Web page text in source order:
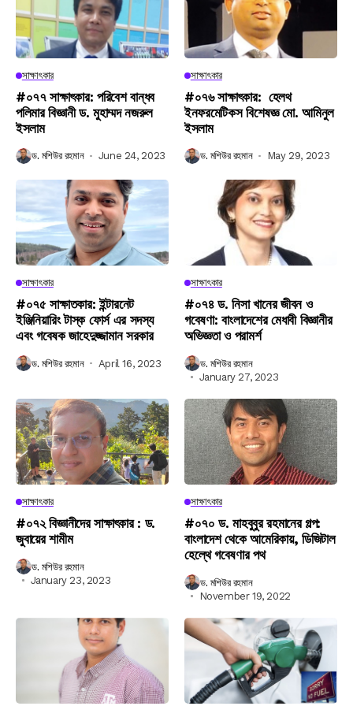
সাক্ষাৎকার
#০৭৭ সাক্ষাৎকার: পরিবেশ বান্ধব
পলিমার বিজ্ঞানী ড. মুহাম্মদ নজরুল
ইসলাম
ড. মশিউর রহমান June 24, 2023
সাক্ষাৎকার
#০৭৬ সাক্ষাৎকার: হেলথ
ইনফরমেটিকস বিশেষজ্ঞ মো. আমিনুল
ইসলাম
ড. মশিউর রহমান May 29, 2023
সাক্ষাৎকার
#০৭৫ সাক্ষাতকার: ইন্টারনেট
ইঞ্জিনিয়ারিং টাস্ক ফোর্স এর সদস্য
এবং গবেষক জাহেদুজ্জামান সরকার
ড. মশিউর রহমান April 16, 2023
সাক্ষাৎকার
#০৭৪ ড. নিসা খানের জীবন ও
গবেষণা: বাংলাদেশের মেধাবী বিজ্ঞানীর
অভিজ্ঞতা ও পরামর্শ
ড. মশিউর রহমান
January 27, 2023
সাক্ষাৎকার
#০৭২ বিজ্ঞানীদের সাক্ষাৎকার : ড.
জুবায়ের শামীম
ড. মশিউর রহমান
January 23, 2023
সাক্ষাৎকার
#০৭০ ড. মাহবুবুর রহমানের গল্প:
বাংলাদেশ থেকে আমেরিকায়, ডিজিটাল
হেল্থে গবেষণার পথ
ড. মশিউর রহমান
November 19, 2022